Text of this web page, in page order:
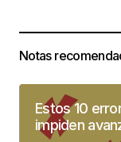
Notas
Estos 10
impiden